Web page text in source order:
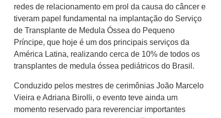
redes de relacionamento em prol da causa do câncer e
tiveram papel fundamental na implantação do Serviço
de Transplante de Medula Óssea do Pequeno
Príncipe, que hoje é um dos principais serviços da
América Latina, realizando cerca de 10% de todos os
transplantes de medula óssea pediátricos do Brasil.
Conduzido pelos mestres de cerimônias João Marcelo
Vieira e Adriana Birolli, o evento teve ainda um
momento reservado para reverenciar importantes